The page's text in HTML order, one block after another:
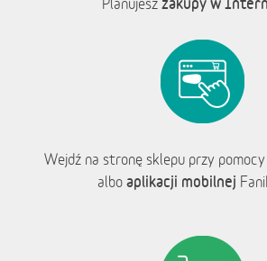
Planujesz
Wejdź na stronę sklepu przy pomocy
albo aplikacji mobilnej